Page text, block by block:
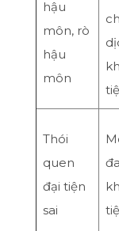
hậu
môn, rò
hậu
môn
Thói
quen
đại tiện
sai